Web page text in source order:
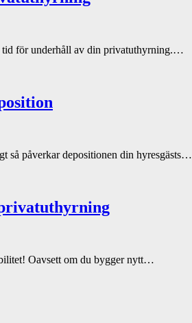
tid för underhåll av din privatuthyrning.…
så påverkar depositionen din hyresgästs…
Oavsett om du bygger nytt…